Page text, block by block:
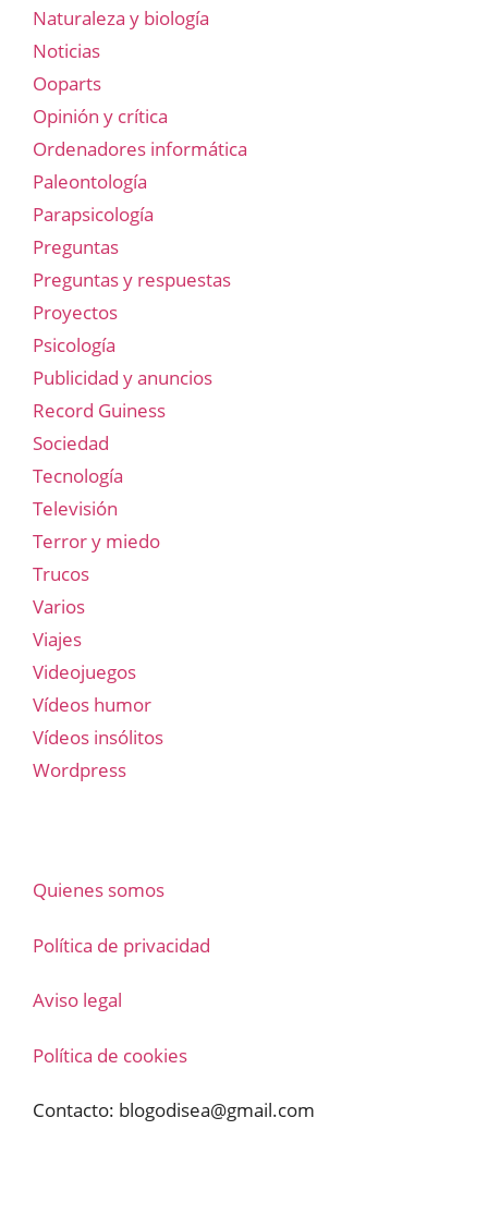
Naturaleza y biología
Noticias
Ooparts
Opinión y crítica
Ordenadores informática
Paleontología
Parapsicología
Preguntas
Preguntas y respuestas
Proyectos
Psicología
Publicidad y anuncios
Record Guiness
Sociedad
Tecnología
Televisión
Terror y miedo
Trucos
Varios
Viajes
Videojuegos
Vídeos humor
Vídeos insólitos
Wordpress
Quienes somos
Política de privacidad
Aviso legal
Política de cookies
Contacto: blogodisea@gmail.com